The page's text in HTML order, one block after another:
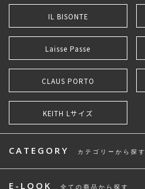
IL BISONTE
Laisse Passe
CLAUS PORTO
KEITH Lサイズ
CATEGORY カテゴリーから探す
E-LOOK 全ての商品から探す